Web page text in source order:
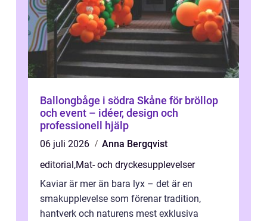
Ballongbåge i södra Skåne för bröllop
och event – idéer, design och
professionell hjälp
06 juli 2026
Anna Bergqvist
editorial,Mat- och dryckesupplevelser
Kaviar är mer än bara lyx – det är en
smakupplevelse som förenar tradition,
hantverk och naturens mest exklusiva